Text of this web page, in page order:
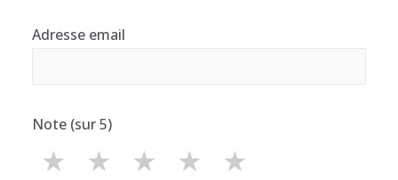
Adresse email
Note (sur 5)
★
★
★
★
★